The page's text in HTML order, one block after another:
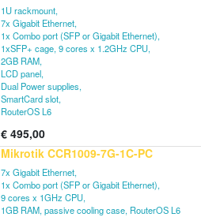
1U rackmount,
7x Gigabit Ethernet,
1x Combo port (SFP or Gigabit Ethernet),
1xSFP+ cage, 9 cores x 1.2GHz CPU,
2GB RAM,
LCD panel,
Dual Power supplies,
SmartCard slot,
RouterOS L6
€ 495,00
Mikrotik CCR1009-7G-1C-PC
7x Gigabit Ethernet,
1x Combo port (SFP or Gigabit Ethernet),
9 cores x 1GHz CPU,
1GB RAM, passive cooling case, RouterOS L6